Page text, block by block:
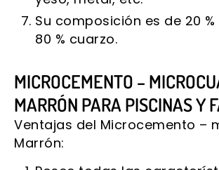
Su composición es de 20
80 % cuarzo.
MICROCEMENTO –
MARRÓN PARA PISCINAS Y
Ventajas del Microcemento –
Marrón: